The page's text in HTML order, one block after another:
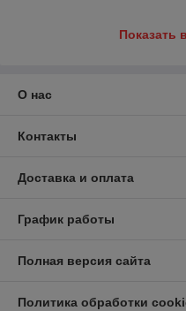
Показать
О нас
Контакты
Доставка и оплата
График работы
Полная версия сайта
Политика обработки